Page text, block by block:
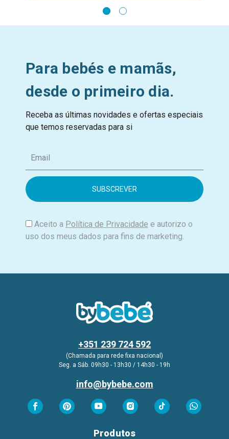
Para bebés e mamãs,
desde o primeiro dia.
Receba as últimas novidades e ofertas especiais
que temos reservadas para si
m
i
Aceito a Política de Privacidade e autorizo o
uso dos meus dados para fins de marketing.
+351 239 724 592
(Chamada para rede fixa nacional)
Seg. a Sáb. 09h30 - 13h30 / 14h30 - 19h
info@bybebe.com
Produtos